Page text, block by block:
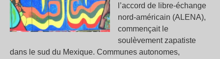
l’accord de libre-échange
nord-américain (ALENA),
commençait le
soulèvement zapatiste
dans le sud du Mexique. Communes autonomes,